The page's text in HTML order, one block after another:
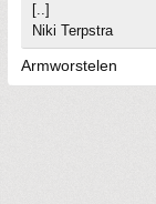
[..]
Niki Terpstra
Armworstelen